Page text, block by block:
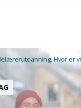
Hvor er vi